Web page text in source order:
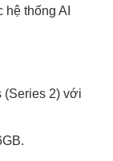
thống AI
(Series 2) với